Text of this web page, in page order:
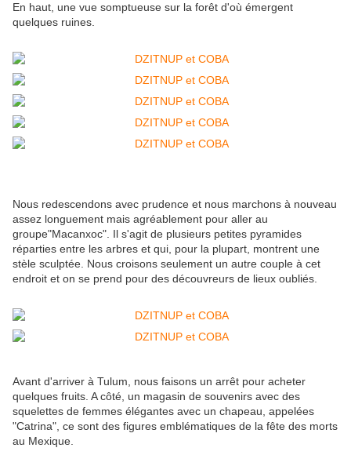
En haut, une vue somptueuse sur la forêt d'où émergent
quelques ruines.
Nous redescendons avec prudence et nous marchons à nouveau
assez longuement mais agréablement pour aller au
groupe"Macanxoc". Il s'agit de plusieurs petites pyramides
réparties entre les arbres et qui, pour la plupart, montrent une
stèle sculptée. Nous croisons seulement un autre couple à cet
endroit et on se prend pour des découvreurs de lieux oubliés.
Avant d'arriver à Tulum, nous faisons un arrêt pour acheter
quelques fruits. A côté, un magasin de souvenirs avec des
squelettes de femmes élégantes avec un chapeau, appelées
"Catrina", ce sont des figures emblématiques de la fête des morts
au Mexique.